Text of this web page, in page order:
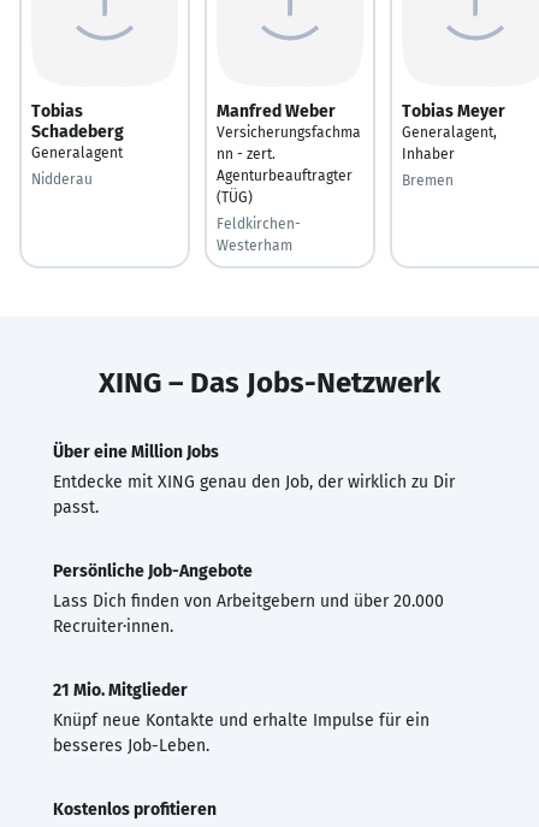
Tobias
Schadeberg
Generalagent
Nidderau
Manfred Weber
Versicherungsfachma
nn - zert.
Agenturbeauftragter
(TÜG)
Feldkirchen-
Westerham
Tobias Meyer
Generalagent,
Inhaber
Bremen
XING – Das Jobs-Netzwerk
Über eine Million Jobs
Entdecke mit XING genau den Job, der wirklich zu Dir
passt.
Persönliche Job-Angebote
Lass Dich finden von Arbeitgebern und über 20.000
Recruiter·innen.
21 Mio. Mitglieder
Knüpf neue Kontakte und erhalte Impulse für ein
besseres Job-Leben.
Kostenlos profitieren